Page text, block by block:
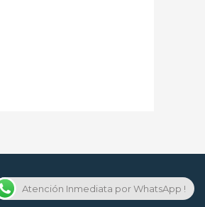
Cerrajero en Guadalajara
Atención Inmediata por WhatsApp !